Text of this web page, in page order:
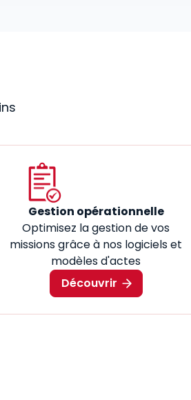
Gestion opérationnelle
Optimisez la gestion de vos
missions grâce à nos logiciels et
modèles d'actes
Découvrir